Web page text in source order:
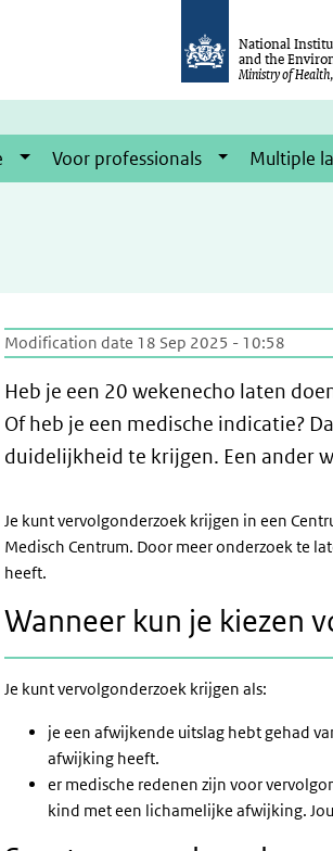
National
and the
Ministry of
Voor professionals Multiple
Modification date 18 Sep 2025 - 10:58
Heb je een 20 wekenecho laten
Of heb je een medische indicatie?
duidelijkheid te krijgen. Een ander
Je kunt vervolgonderzoek krijgen in een
Medisch Centrum. Door meer onderzoek te
heeft.
Wanneer kun je kiezen
Je kunt vervolgonderzoek krijgen als:
je een afwijkende uitslag hebt gehad
afwijking heeft.
er medische redenen zijn voor
kind met een lichamelijke afwijking.